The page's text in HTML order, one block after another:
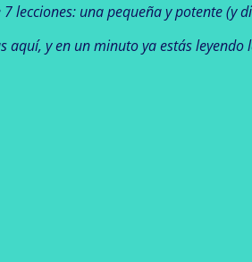
lecciones: una pequeña y potente (y
aquí, y en un minuto ya estás